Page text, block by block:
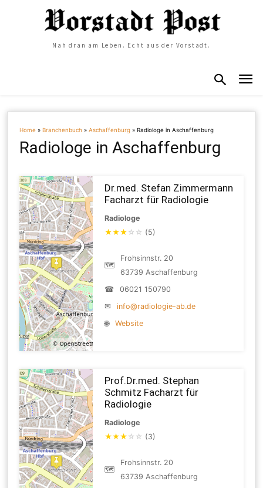
Nah dran am Leben. Echt aus der Vorstadt.
Home »Branchenbuch »Aschaffenburg »Radiologe in Aschaffenburg
Radiologe in Aschaffenburg
Dr.med. Stefan Zimmermann
Facharzt für Radiologie
Radiologe
★★★ ☆ ☆ (5)
🗺
Frohsinnstr. 20
63739 Aschaffenburg
☎
06021 150790
✉
info@radiologie-ab.de
🌐
Website
Prof.Dr.med. Stephan
Schmitz Facharzt für
Radiologie
Radiologe
★★★ ☆ ☆ (3)
🗺
Frohsinnstr. 20
63739 Aschaffenburg